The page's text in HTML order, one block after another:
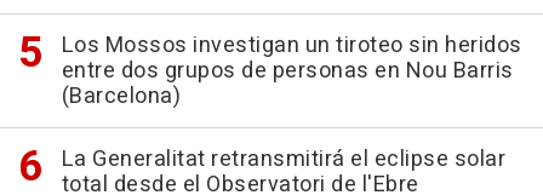
Los Mossos investigan un tiroteo sin heridos
entre dos grupos de personas en Nou Barris
(Barcelona)
La Generalitat retransmitirá el eclipse solar
total desde el Observatori de l'Ebre